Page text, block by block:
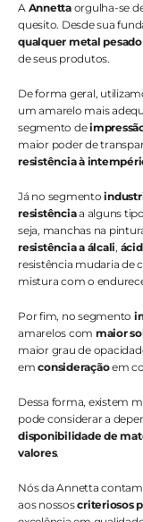
A Annetta orgulha-se
quesito. Desde sua
qualquer metal pesado
de seus produtos.
De forma geral,
um amarelo mais
segmento de
resistência à
Já no segmento
resistência a alguns
resistência a álcali,
resistência mudaria de
mistura com o
Por fim, no segmento
amarelos com maior
maior grau de
em consideração em
Dessa forma, existem
pode considerar a
disponibilidade de
valores.
Nós da Annetta
aos nossos criteriosos